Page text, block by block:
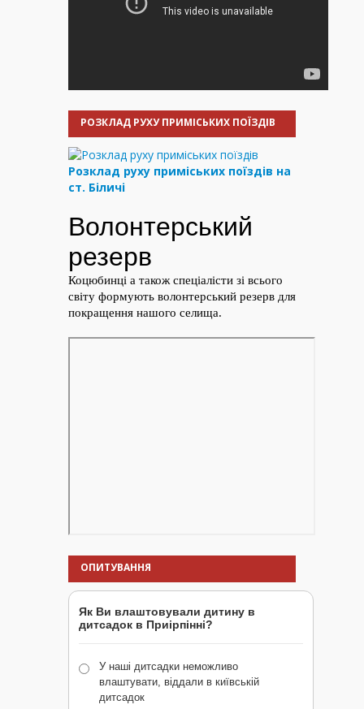
РОЗКЛАД РУХУ ПРИМІСЬКИХ ПОЇЗДІВ
Розклад руху приміських поїздів на
ст. Біличі
ОПИТУВАННЯ
Як Ви влаштовували дитину в
дитсадок в Приірпінні?
У наші дитсадки неможливо
влаштувати, віддали в київській
дитсадок